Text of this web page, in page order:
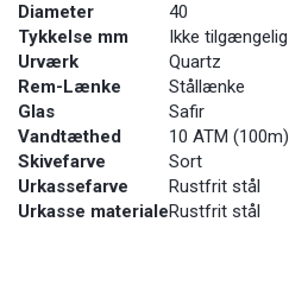
Diameter
40
Tykkelse mm
Ikke tilgængelig
Urværk
Quartz
Rem-Lænke
Stållænke
Glas
Safir
Vandtæthed
10 ATM (100m)
Skivefarve
Sort
Urkassefarve
Rustfrit stål
Urkasse materialeRustfrit stål